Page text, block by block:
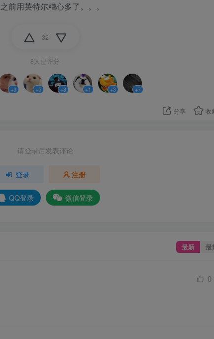
前用英特尔糟心多了。。。
32
8人已评分
+3 +5 +3 +1 +3 +7
分享 收
请登录后发表评论
登录 注册
QQ登录 微信登录
最新 最
0